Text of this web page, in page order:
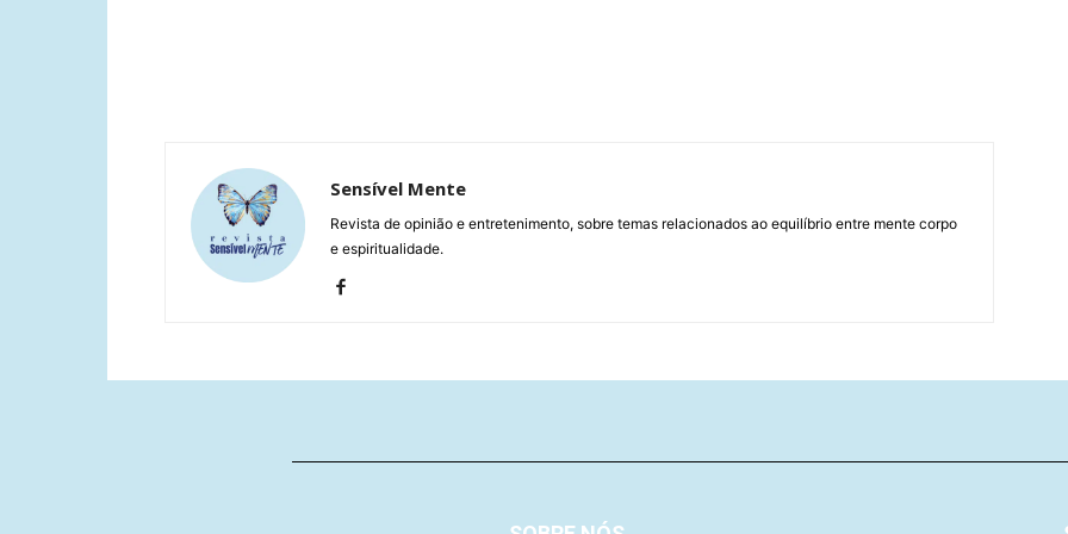
Sensível Mente
Revista de opinião e entretenimento, sobre temas relacionados ao equilíbrio entre mente corpo
e espiritualidade.